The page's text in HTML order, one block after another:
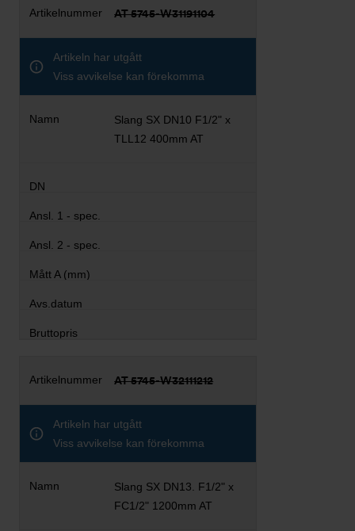
AT 5745-W31191104
Artikeln har utgått
Viss avvikelse kan förekomma
Slang SX DN10 F1/2" x
TLL12 400mm AT
AT 5745-W32111212
Artikeln har utgått
Viss avvikelse kan förekomma
Slang SX DN13. F1/2" x
FC1/2" 1200mm AT